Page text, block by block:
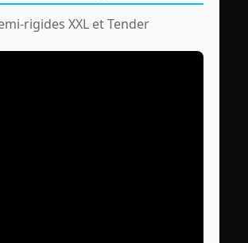
rigides XXL et Tender